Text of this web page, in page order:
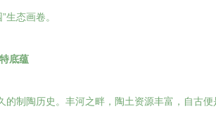
生态画卷。
底蕴
的制陶历史。丰河之畔，陶土资源丰富，自古